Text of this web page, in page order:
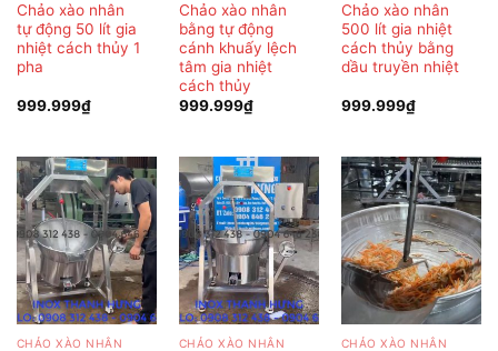
Chảo xào nhân
tự động 50 lít gia
nhiệt cách thủy 1
pha
999.999₫
Chảo xào nhân
bằng tự động
cánh khuấy lệch
tâm gia nhiệt
cách thủy
999.999₫
Chảo xào nhân
500 lít gia nhiệt
cách thủy bằng
dầu truyền nhiệt
999.999₫
CHẢO XÀO NHÂN CHẢO XÀO NHÂN CHẢO XÀO NHÂN